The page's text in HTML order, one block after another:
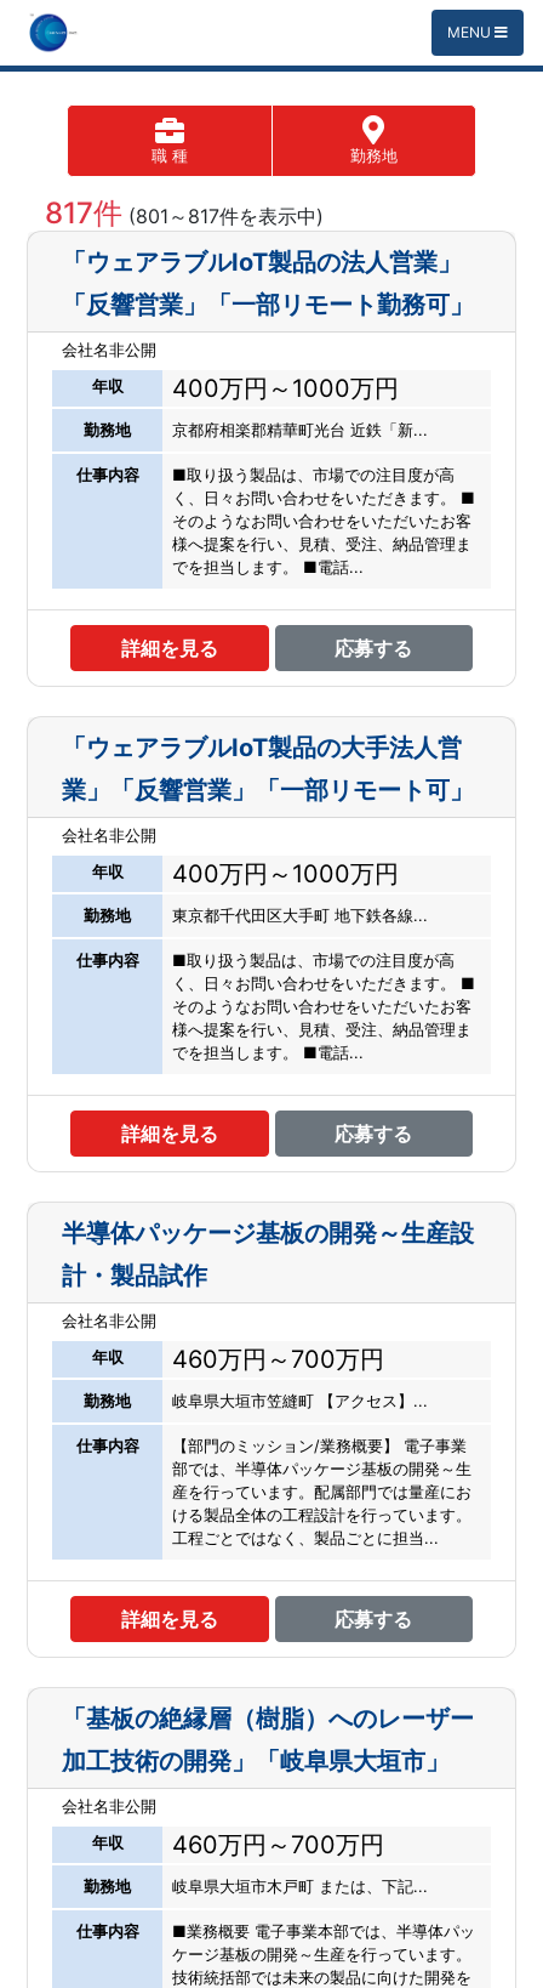
MENU
職 種 勤務地
817件 (801～817件を表示中)
「ウェアラブルIoT製品の法人営業」
「反響営業」「一部リモート勤務可」
会社名非公開
年収
400万円～1000万円
勤務地 京都府相楽郡精華町光台 近鉄「新...
仕事内容
■取り扱う製品は、市場での注目度が高
く、日々お問い合わせをいただきます。 ■
そのようなお問い合わせをいただいたお客
様へ提案を行い、見積、受注、納品管理ま
でを担当します。 ■電話...
詳細を見る 応募する
「ウェアラブルIoT製品の大手法人営
業」「反響営業」「一部リモート可」
会社名非公開
年収
400万円～1000万円
勤務地 東京都千代田区大手町 地下鉄各線...
仕事内容
■取り扱う製品は、市場での注目度が高
く、日々お問い合わせをいただきます。 ■
そのようなお問い合わせをいただいたお客
様へ提案を行い、見積、受注、納品管理ま
でを担当します。 ■電話...
詳細を見る 応募する
半導体パッケージ基板の開発～生産設
計・製品試作
会社名非公開
年収
460万円～700万円
勤務地 岐阜県大垣市笠縫町 【アクセス】...
仕事内容
【部門のミッション/業務概要】 電子事業
部では、半導体パッケージ基板の開発～生
産を行っています。配属部門では量産にお
ける製品全体の工程設計を行っています。
工程ごとではなく、製品ごとに担当...
詳細を見る 応募する
「基板の絶縁層（樹脂）へのレーザー
加工技術の開発」「岐阜県大垣市」
会社名非公開
年収
460万円～700万円
勤務地 岐阜県大垣市木戸町 または、下記...
仕事内容
■業務概要 電子事業本部では、半導体パッ
ケージ基板の開発～生産を行っています。
技術統括部では未来の製品に向けた開発を